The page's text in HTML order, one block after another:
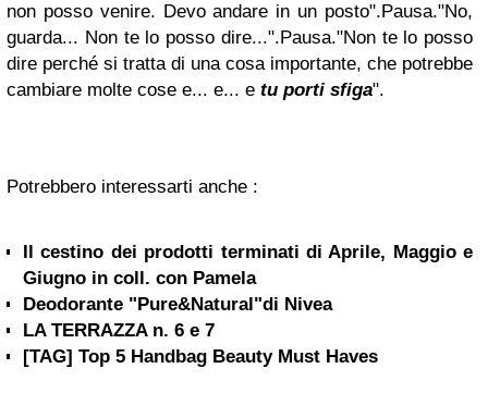
non posso venire. Devo andare in un posto".Pausa."No,
guarda... Non te lo posso dire...".Pausa."Non te lo posso
dire perché si tratta di una cosa importante, che potrebbe
cambiare molte cose e... e... e tu porti sfiga".
Potrebbero interessarti anche :
Il cestino dei prodotti terminati di Aprile, Maggio e
Giugno in coll. con Pamela
Deodorante "Pure&Natural"di Nivea
LA TERRAZZA n. 6 e 7
[TAG] Top 5 Handbag Beauty Must Haves